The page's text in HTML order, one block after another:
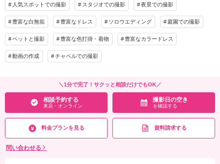
人気スポットでの撮影 スタジオでの撮影 夜景での撮影
豊富な白無垢 豊富なドレス ソロウエディング 庭園での撮影
ペットと撮影 豊富な色打掛・着物 豊富なカラードレス
動画の作成 チャペルでの撮影
＼1分で完了！サクッと相談だけでもOK／
相談予約する
来店・オンライン
撮影日の空き
を確認する
料金プランを見る 資料請求する
問い合わせる